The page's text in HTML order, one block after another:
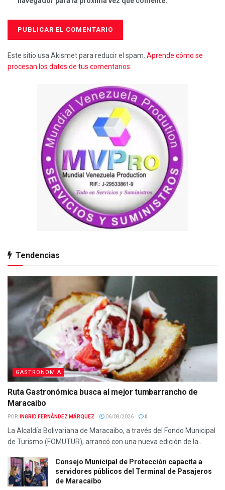
Este sitio usa Akismet para reducir el spam. Aprende cómo se
procesan los datos de tus comentarios.
Tendencias
GASTRONOMIA
Ruta Gastronómica busca al mejor tumbarrancho de
Maracaibo
POR: INGRID FERNÁNDEZ MÁRQUEZ 06/08/2026 0
La Alcaldía Bolivariana de Maracaibo, a través del Fondo Municipal
de Turismo (FOMUTUR), arrancó con una nueva edición de la...
Consejo Municipal de Protección capacita a
servidores públicos del Terminal de Pasajeros
de Maracaibo